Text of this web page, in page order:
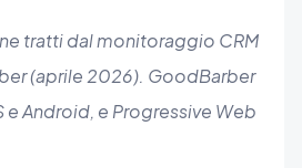
tratti dal monitoraggio CRM
(aprile 2026). GoodBarber
e Android, e Progressive Web